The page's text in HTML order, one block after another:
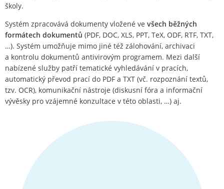
školy.
Systém zpracovává dokumenty vložené ve všech běžných
formátech dokumentů (PDF, DOC, XLS, PPT, TeX, ODF, RTF, TXT,
…). Systém umožňuje mimo jiné též zálohování, archivaci
a kontrolu dokumentů antivirovým programem. Mezi další
nabízené služby patří tematické vyhledávání v pracích,
automatický převod prací do PDF a TXT (vč. rozpoznání textů,
tzv. OCR), komunikační nástroje (diskusní fóra a informační
vývěsky pro vzájemné konzultace v této oblasti, …) aj.